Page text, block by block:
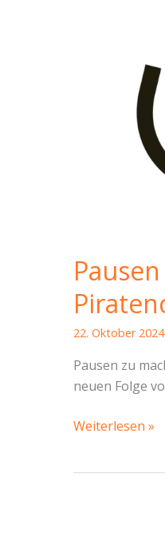
22. Oktober 2024
Pausen zu
neuen Folge
Pausen
Weiterlesen »